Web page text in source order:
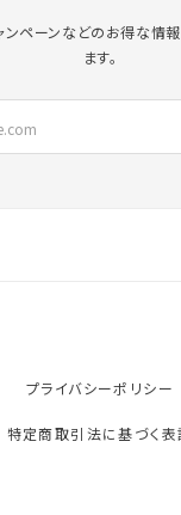
ンペーンなどのお得な情
ます。
プライバシーポリシー
特定商取引法に基づく表